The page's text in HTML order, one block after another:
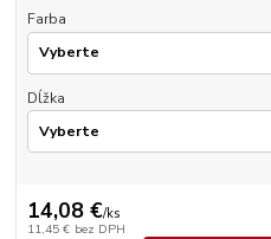
Farba
Dĺžka
14,08 €/ks
11,45 € bez DPH